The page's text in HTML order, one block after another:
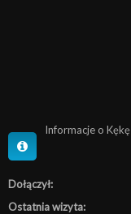
Informacje o Kękę
Dołączył:
Ostatnia wizyta: